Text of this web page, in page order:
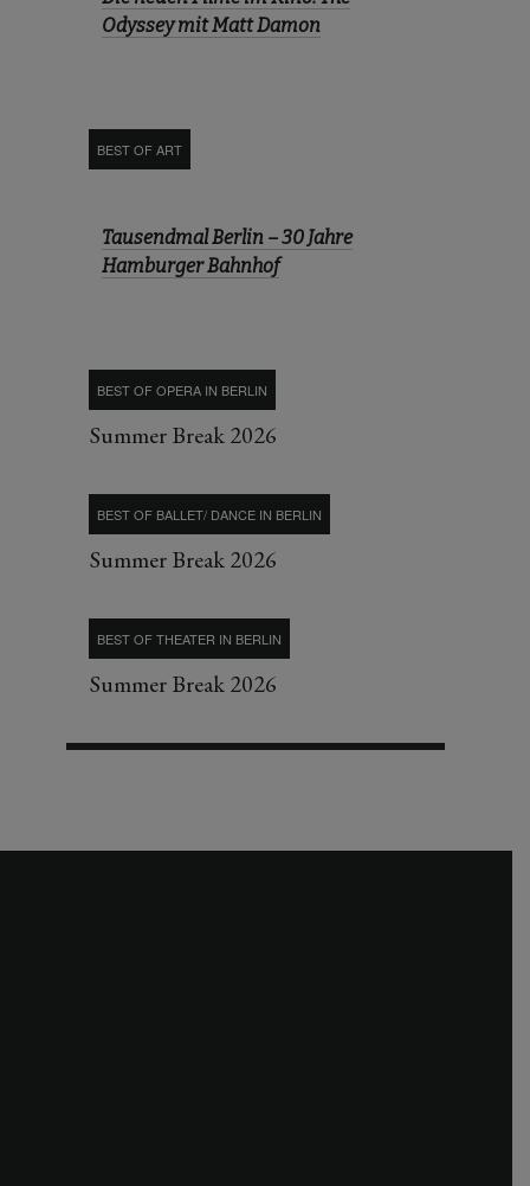
Odyssey mit Matt Damon
BEST OF ART
Tausendmal Berlin – 30 Jahre
Hamburger Bahnhof
BEST OF OPERA IN BERLIN
Summer Break 2026
BEST OF BALLET/ DANCE IN BERLIN
Summer Break 2026
BEST OF THEATER IN BERLIN
Summer Break 2026